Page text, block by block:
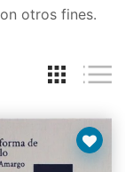
otros fines.